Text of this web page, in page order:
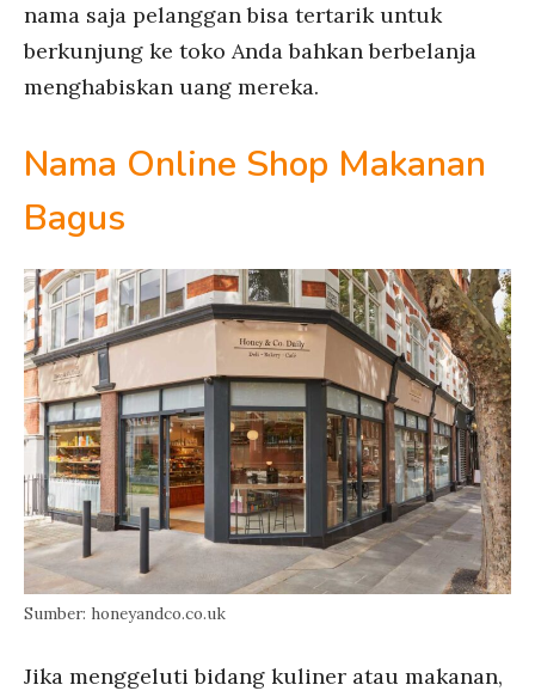
nama saja pelanggan bisa tertarik untuk
berkunjung ke toko Anda bahkan berbelanja
menghabiskan uang mereka.
Nama Online Shop Makanan
Bagus
Sumber: honeyandco.co.uk
Jika menggeluti bidang kuliner atau makanan,